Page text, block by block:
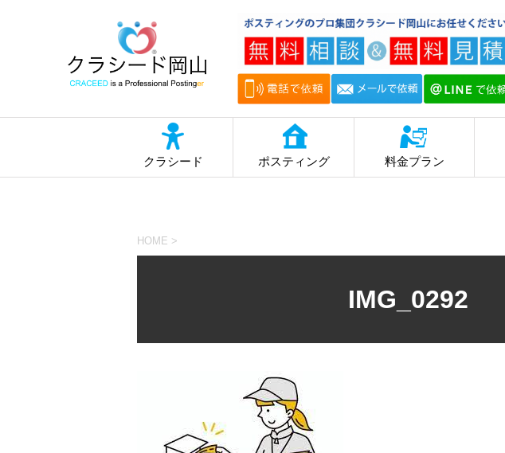
クラシード ポスティング 料金プラン
HOME >
IMG_0292